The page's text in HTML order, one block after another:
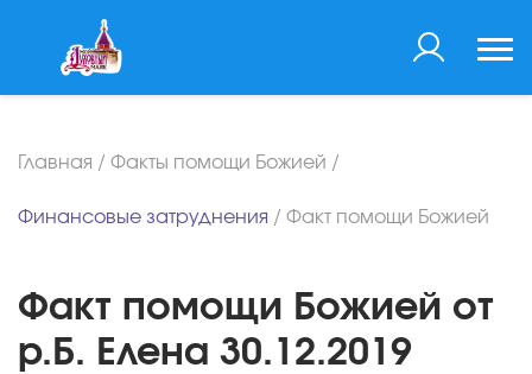
Главная / Факты помощи Божией /
Финансовые затруднения / Факт помощи Божией
Факт помощи Божией от
р.Б. Елена 30.12.2019